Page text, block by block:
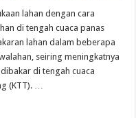
lahan dengan cara
di tengah cuaca panas
lahan dalam beberapa
seiring meningkatnya
di tengah cuaca
(KTT). …